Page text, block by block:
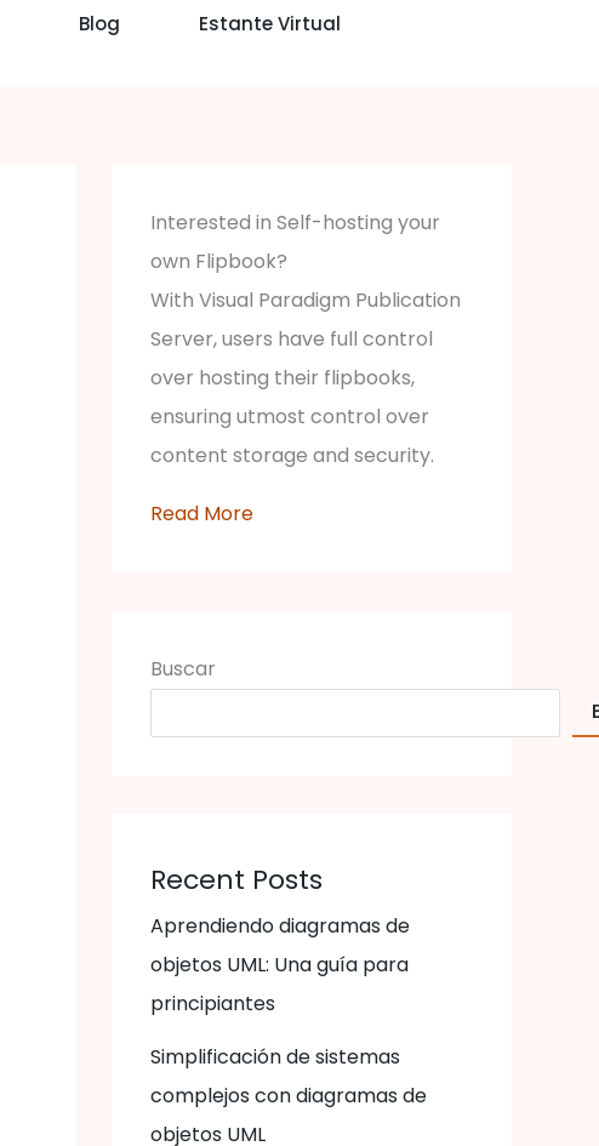
Blog
Estante Virtual
Interested in Self-hosting your
own Flipbook?
With Visual Paradigm Publication
Server, users have full control
over hosting their flipbooks,
ensuring utmost control over
content storage and security.
Read More
Buscar
Recent Posts
Aprendiendo diagramas de
objetos UML: Una guía para
principiantes
Simplificación de sistemas
complejos con diagramas de
objetos UML